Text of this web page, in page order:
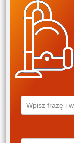
Wpisz frazę i